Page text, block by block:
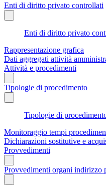
Enti di diritto privato controllati
Enti di diritto privato
Rappresentazione grafica
Dati aggregati attività
Attività e procedimenti
Tipologie di procedimento
Tipologie di
Monitoraggio tempi
Dichiarazioni sostitutive e
Provvedimenti
Provvedimenti organi indirizzo